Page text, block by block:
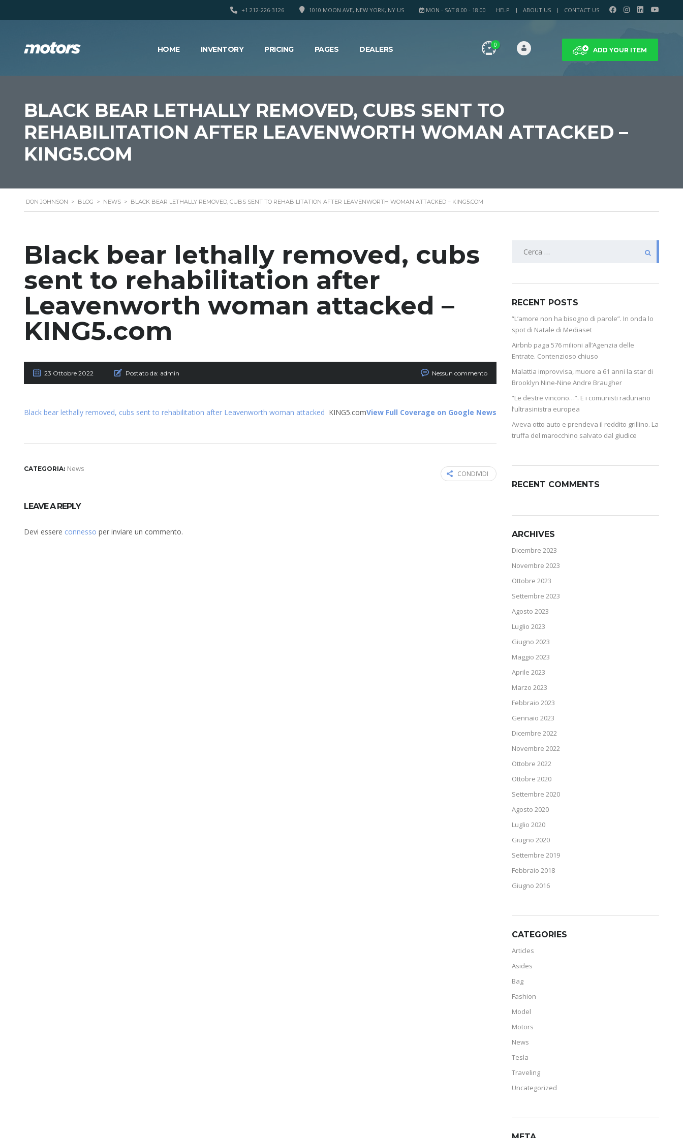
HELP ABOUT US CONTACT US
MON - SAT 8.00 - 18.00
1010 MOON AVE, NEW YORK, NY US
+1 212-226-3126
ADD YOUR ITEM
0
HOME INVENTORY PRICING PAGES DEALERS
BLACK BEAR LETHALLY REMOVED, CUBS SENT TO
REHABILITATION AFTER LEAVENWORTH WOMAN ATTACKED –
KING5.COM
DON JOHNSON > BLOG > NEWS > BLACK BEAR LETHALLY REMOVED, CUBS SENT TO REHABILITATION AFTER LEAVENWORTH WOMAN ATTACKED – KING5.COM
Black bear lethally removed, cubs
sent to rehabilitation after
Leavenworth woman attacked –
KING5.com
23 Ottobre 2022 Postato da: admin Nessun commento
Black bear lethally removed, cubs sent to rehabilitation after Leavenworth woman attacked KING5.comView Full Coverage on Google News
CATEGORIA: News
CONDIVIDI
LEAVE A REPLY
Devi essere connesso per inviare un commento.
RECENT POSTS
“L’amore non ha bisogno di parole”. In onda lo
spot di Natale di Mediaset
Airbnb paga 576 milioni all’Agenzia delle
Entrate. Contenzioso chiuso
Malattia improvvisa, muore a 61 anni la star di
Brooklyn Nine-Nine Andre Braugher
“Le destre vincono…”. E i comunisti radunano
l’ultrasinistra europea
Aveva otto auto e prendeva il reddito grillino. La
truffa del marocchino salvato dal giudice
RECENT COMMENTS
ARCHIVES
Dicembre 2023
Novembre 2023
Ottobre 2023
Settembre 2023
Agosto 2023
Luglio 2023
Giugno 2023
Maggio 2023
Aprile 2023
Marzo 2023
Febbraio 2023
Gennaio 2023
Dicembre 2022
Novembre 2022
Ottobre 2022
Ottobre 2020
Settembre 2020
Agosto 2020
Luglio 2020
Giugno 2020
Settembre 2019
Febbraio 2018
Giugno 2016
CATEGORIES
Articles
Asides
Bag
Fashion
Model
Motors
News
Tesla
Traveling
Uncategorized